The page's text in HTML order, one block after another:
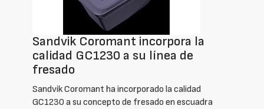
Sandvik Coromant incorpora la
calidad GC1230 a su línea de
fresado
Sandvik Coromant ha incorporado la calidad
GC1230 a su concepto de fresado en escuadra